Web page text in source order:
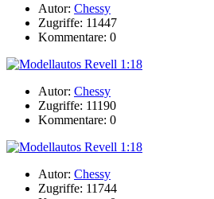
Autor: Chessy
Zugriffe: 11447
Kommentare: 0
Autor: Chessy
Zugriffe: 11190
Kommentare: 0
Autor: Chessy
Zugriffe: 11744